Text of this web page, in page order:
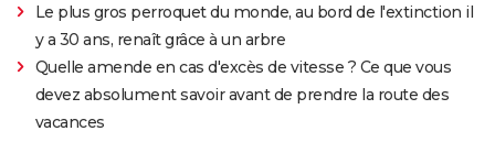
Le plus gros perroquet du monde, au bord de l'extinction il
y a 30 ans, renaît grâce à un arbre
Quelle amende en cas d'excès de vitesse ? Ce que vous
devez absolument savoir avant de prendre la route des
vacances